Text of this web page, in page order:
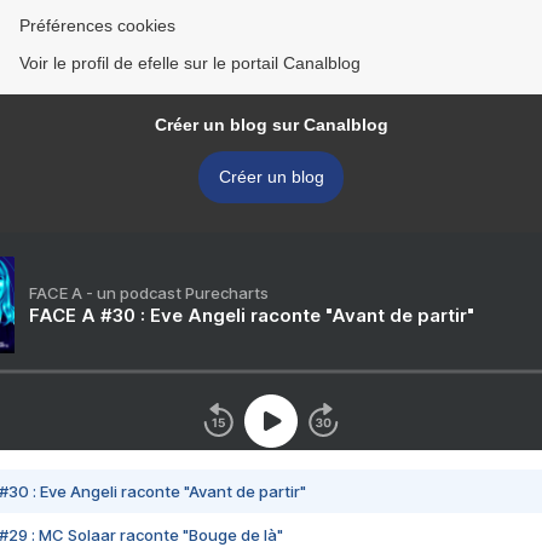
Préférences cookies
Voir le profil de efelle sur le portail Canalblog
Créer un blog sur Canalblog
Créer un blog
FACE A - un podcast Purecharts
FACE A #30 : Eve Angeli raconte "Avant de partir"
#30 : Eve Angeli raconte "Avant de partir"
#29 : MC Solaar raconte "Bouge de là"